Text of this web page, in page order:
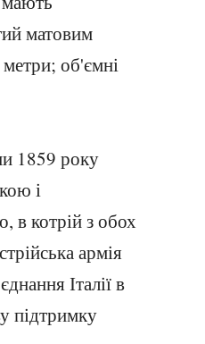
матовим
об'ємні
1859 року
і
в котрій з обох
армія
Італії в
підтримку